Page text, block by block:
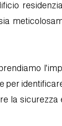
per
la sicurezza